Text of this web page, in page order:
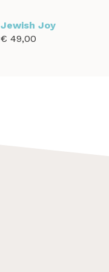
Jewish Joy
€ 49,00